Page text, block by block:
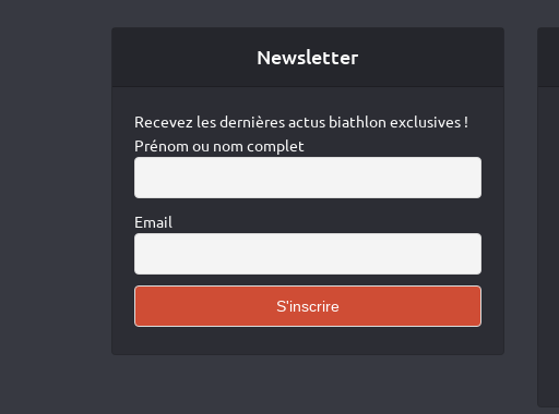
Newsletter
Recevez les dernières actus biathlon exclusives !
Prénom ou nom complet
Email